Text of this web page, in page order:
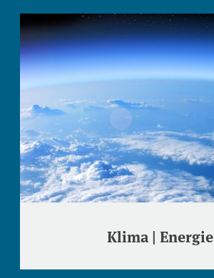
Klima | Energie